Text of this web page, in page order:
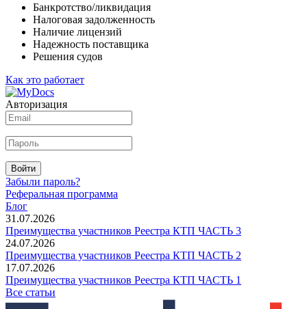
Банкротство/ликвидация
Налоговая задолженность
Наличие лицензий
Надежность поставщика
Решения судов
Как это работает
Авторизация
Войти
Забыли пароль?
Реферальная программа
Блог
31.07.2026
Преимущества участников Реестра КТП ЧАСТЬ 3
24.07.2026
Преимущества участников Реестра КТП ЧАСТЬ 2
17.07.2026
Преимущества участников Реестра КТП ЧАСТЬ 1
Все статьи